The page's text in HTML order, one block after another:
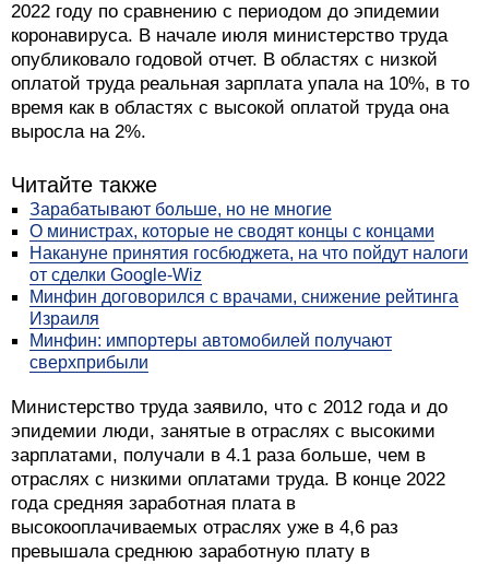
2022 году по сравнению с периодом до эпидемии
коронавируса. В начале июля министерство труда
опубликовало годовой отчет. В областях с низкой
оплатой труда реальная зарплата упала на 10%, в то
время как в областях с высокой оплатой труда она
выросла на 2%.
Читайте также
Зарабатывают больше, но не многие
О министрах, которые не сводят концы с концами
Накануне принятия госбюджета, на что пойдут налоги
от сделки Google-Wiz
Минфин договорился с врачами, снижение рейтинга
Израиля
Минфин: импортеры автомобилей получают
сверхприбыли
Министерство труда заявило, что с 2012 года и до
эпидемии люди, занятые в отраслях с высокими
зарплатами, получали в 4.1 раза больше, чем в
отраслях с низкими оплатами труда. В конце 2022
года средняя заработная плата в
высокооплачиваемых отраслях уже в 4,6 раз
превышала среднюю заработную плату в